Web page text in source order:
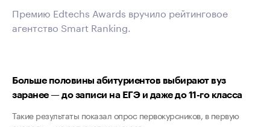
Премию Edtechs Awards вручило рейтинговое
агентство Smart Ranking.
Больше половины абитуриентов выбирают вуз
заранее — до записи на ЕГЭ и даже до 11-го класса
Такие результаты показал опрос первокурсников, в первую